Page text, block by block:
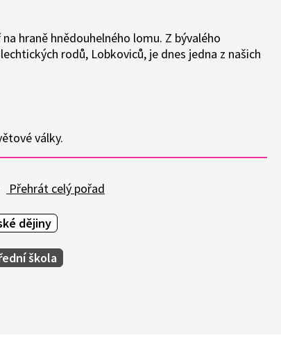
hraně hnědouhelného lomu. Z bývalého
rodů, Lobkoviců, je dnes jedna z našich
války.
Přehrát celý pořad
dějiny
škola